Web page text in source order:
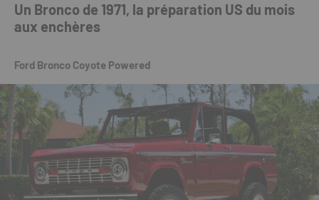
Un Bronco de 1971, la préparation US du mois
aux enchères
Ford Bronco Coyote Powered